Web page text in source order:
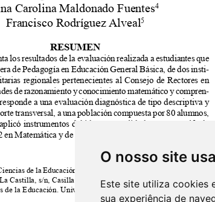
O nosso site
Este site utiliza cookies
sua experiência de